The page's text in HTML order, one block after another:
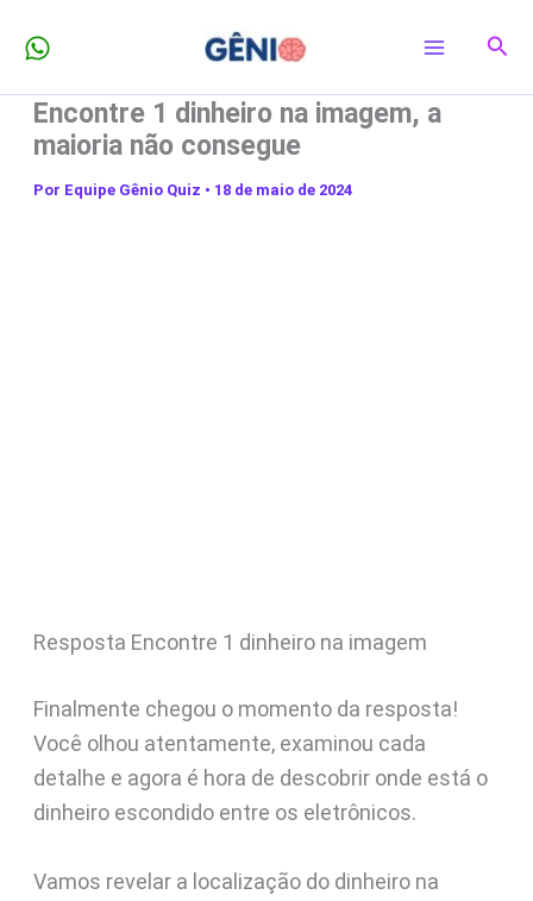
para
conteúdo
Encontre 1 dinheiro na imagem, a
maioria não consegue
Por Equipe Gênio Quiz • 18 de maio de 2024
Resposta Encontre 1 dinheiro na imagem
Finalmente chegou o momento da resposta!
Você olhou atentamente, examinou cada
detalhe e agora é hora de descobrir onde está o
dinheiro escondido entre os eletrônicos.
Vamos revelar a localização do dinheiro na